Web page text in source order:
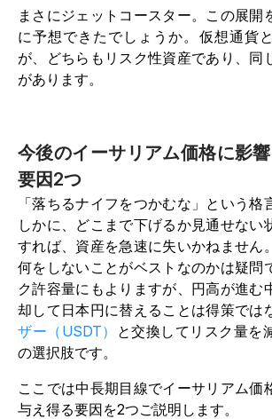
まさにジェットコースター。この展開
に予想できたでしょうか。仮想通貨
が、どちらもリスク性資産であり、同
があります。
今後のイーサリアム価格に影
要因2つ
「落ちるナイフをつかむな」という格
しかに、どこまで下げるか見通せない
すれば、資産を急速に失いかねません
何をしないことがベストなのかは疑問
ク許容量にもよりますが、円高が進む
却して日本円に替えることは得策では
ザー（USDT）
と交換してリスク量を
の選択肢です。
ここでは中長期目線でイーサリアム価
与え得る要因を2つご説明します。